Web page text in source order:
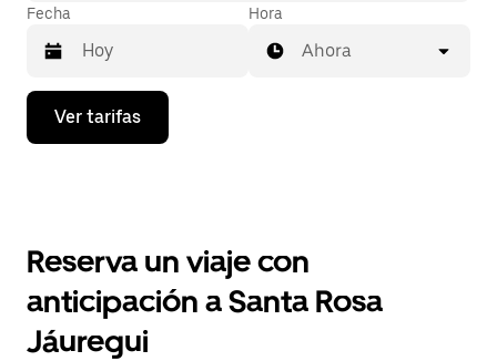
Fecha
Presiona
flecha
el
y
selecciona
una
Hora
Ahora
Ver tarifas
Reserva un viaje con
anticipación a Santa Rosa
Jáuregui